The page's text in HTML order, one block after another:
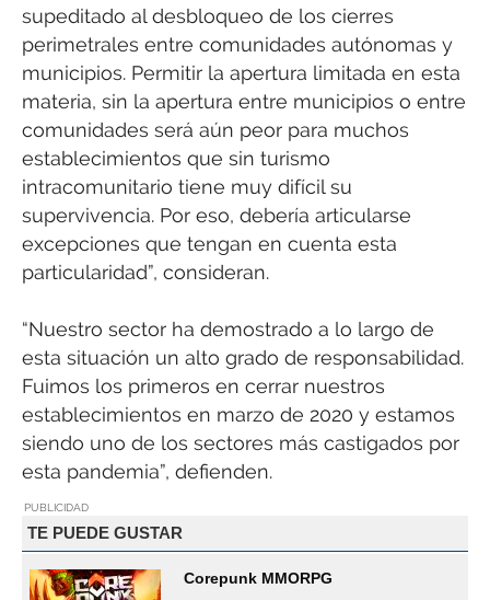
supeditado al desbloqueo de los cierres
perimetrales entre comunidades autónomas y
municipios. Permitir la apertura limitada en esta
materia, sin la apertura entre municipios o entre
comunidades será aún peor para muchos
establecimientos que sin turismo
intracomunitario tiene muy difícil su
supervivencia. Por eso, debería articularse
excepciones que tengan en cuenta esta
particularidad”, consideran.
“Nuestro sector ha demostrado a lo largo de
esta situación un alto grado de responsabilidad.
Fuimos los primeros en cerrar nuestros
establecimientos en marzo de 2020 y estamos
siendo uno de los sectores más castigados por
esta pandemia”, defienden.
PUBLICIDAD
TE PUEDE GUSTAR
Corepunk MMORPG